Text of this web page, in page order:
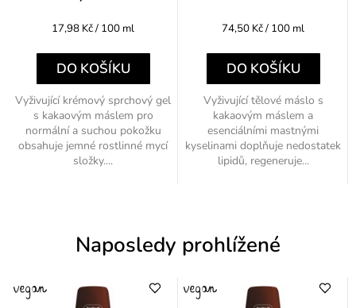
Měrná
17,98 Kč / 100 ml
DO KOŠÍKU
Vyživující krémový sprchový gel
s kakaovým máslem pro
normální a suchou pokožku
obsahuje jemné rostlinné mycí
složky....
Měrná
74,50 Kč / 100 ml
DO KOŠÍKU
Vyživující tělové máslo s
kakaovým máslem a
esenciálními mastnými
kyselinami doplňuje nedostatek
lipidů, regeneruje...
Naposledy prohlížené